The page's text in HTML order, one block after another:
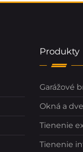
Produkty
Garážové
Okná a
Tienenie
Tienenie